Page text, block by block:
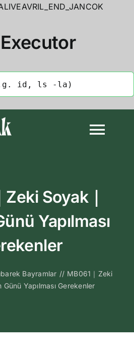
Biyografi
Kitapları
Soyak｜
Yapılması
Bayramlar // MB061｜Zeki
Yapılması Gerekenler